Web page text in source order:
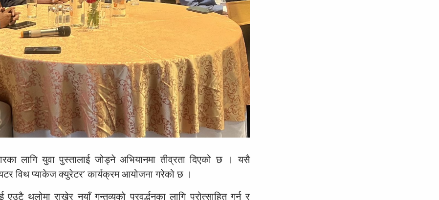
लागि युवा पुस्तालाई जोड्ने अभियानमा तीव्रता दिएको छ । यसै
विथ प्याकेज क्युरेटर’ कार्यक्रम आयोजना गरेको छ ।
थलोमा राखेर नयाँ गन्तव्यको प्रवर्द्धनका लागि प्रोत्साहित गर्न र